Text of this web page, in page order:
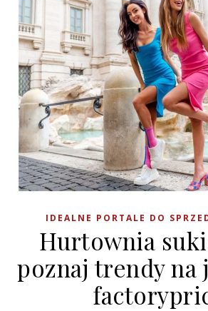
IDEALNE PORTALE DO
Hurtownia
poznaj trendy na